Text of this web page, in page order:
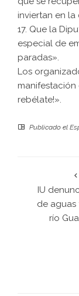
inviertan en
17. Que la
especial de
paradas».
Los
manifestación
rebélate!».
Publicado el
IU
de aguas
río